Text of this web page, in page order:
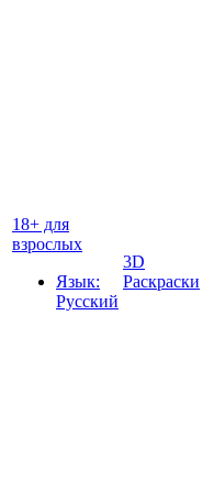
18+ для
взрослых
Язык:
Русский
3D
Раскраски